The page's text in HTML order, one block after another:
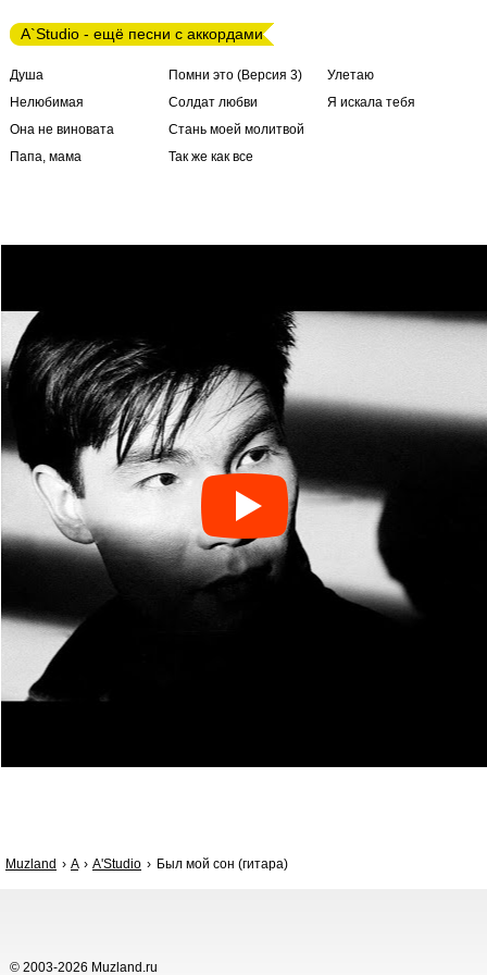
A`Studio - ещё песни с аккордами
Душа
Нелюбимая
Она не виновата
Папа, мама
Помни это (Версия 3)
Солдат любви
Стань моей молитвой
Так же как все
Улетаю
Я искала тебя
Muzland A A'Studio Был мой сон (гитара)
© 2003-2026 Muzland.ru